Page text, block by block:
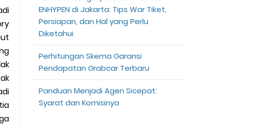
ENHYPEN di Jakarta: Tips War Tiket,
Persiapan, dan Hal yang Perlu
Diketahui
Perhitungan Skema Garansi
Pendapatan Grabcar Terbaru
Panduan Menjadi Agen Sicepat:
Syarat dan Komisinya